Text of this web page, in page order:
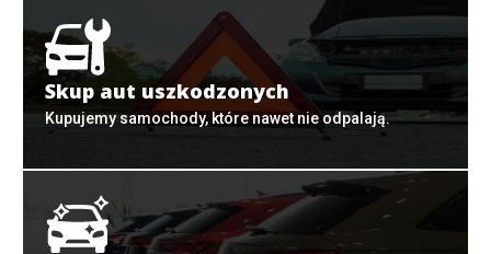
Skup aut uszkodzonych
Kupujemy samochody, które nawet nie odpalają.